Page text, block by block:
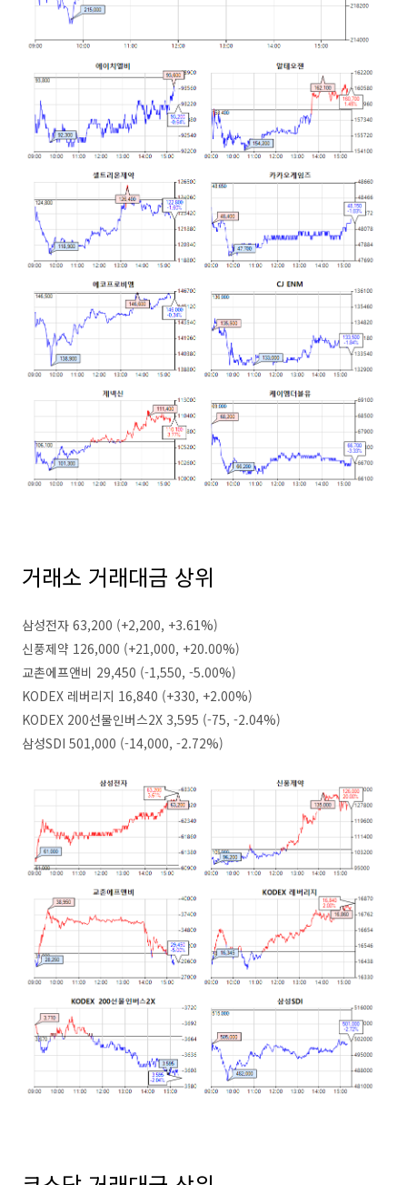
거래소 거래대금 상위
삼성전자 63,200 (+2,200, +3.61%)
신풍제약 126,000 (+21,000, +20.00%)
교촌에프앤비 29,450 (-1,550, -5.00%)
KODEX 레버리지 16,840 (+330, +2.00%)
KODEX 200선물인버스2X 3,595 (-75, -2.04%)
삼성SDI 501,000 (-14,000, -2.72%)